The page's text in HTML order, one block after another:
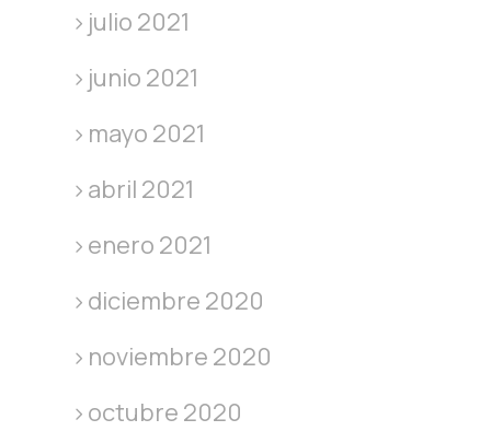
julio 2021
junio 2021
mayo 2021
abril 2021
enero 2021
diciembre 2020
noviembre 2020
octubre 2020